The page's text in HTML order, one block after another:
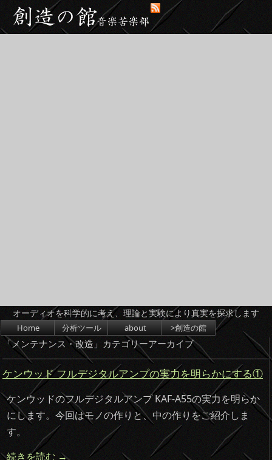
オーディオを科学的に考え、理論と実験により真実を探求します
コンテンツへスキップ
Home 分析ツール about >創造の館
「メンテナンス・改造 」カテゴリーアーカイブ
ケンウッド フルデジタルアンプの実力を明らかにする①
ケンウッドのフルデジタルアンプ KAF-A55の実力を明らか
にします。今回はモノの作りと、中の作りをご紹介しま
す。
続きを読む →